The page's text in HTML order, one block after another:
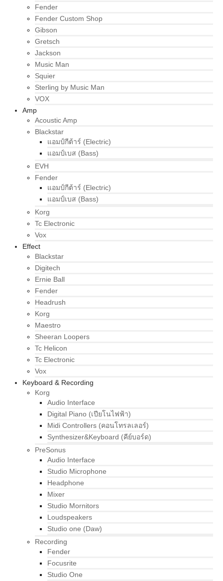
Fender
Fender Custom Shop
Gibson
Gretsch
Jackson
Music Man
Squier
Sterling by Music Man
VOX
Amp
Acoustic Amp
Blackstar
แอมป์กีต้าร์ (Electric)
แอมป์เบส (Bass)
EVH
Fender
แอมป์กีต้าร์ (Electric)
แอมป์เบส (Bass)
Korg
Tc Electronic
Vox
Effect
Blackstar
Digitech
Ernie Ball
Fender
Headrush
Korg
Maestro
Sheeran Loopers
Tc Helicon
Tc Electronic
Vox
Keyboard & Recording
Korg
Audio Interface
Digital Piano (เปียโนไฟฟ้า)
Midi Controllers (คอนโทรลเลอร์)
Synthesizer&Keyboard (คีย์บอร์ด)
PreSonus
Audio Interface
Studio Microphone
Headphone
Mixer
Studio Mornitors
Loudspeakers
Studio one (Daw)
Recording
Fender
Focusrite
Studio One